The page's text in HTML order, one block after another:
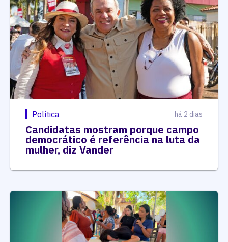
Política há 2 dias
Candidatas mostram porque campo
democrático é referência na luta da
mulher, diz Vander